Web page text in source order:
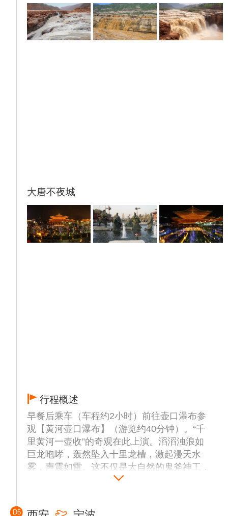
1：不含华山景区索道及进出山车，华山景区
目前有两条索道（北峰索道与西峰索道），因
游客年龄不同，体质不同，兴趣不同，线路不
公司免费赠送项目，未观看或未体验不退任何
费用。
大唐不夜城
行程概述
早餐后乘车（车程约2小时）前往壶口瀑布参
观【黄河壶口瀑布】（游览约40分钟）。“千
里黄河一壶收”的奇观在此上演。滔滔浊浪如
巨龙咆哮，轰然坠入十里龙槽，激起漫天水
雾，声震如雷。这不仅是大自然的鬼斧神工，
更是中华民族精神的生动写照。那奔腾不息的
D5